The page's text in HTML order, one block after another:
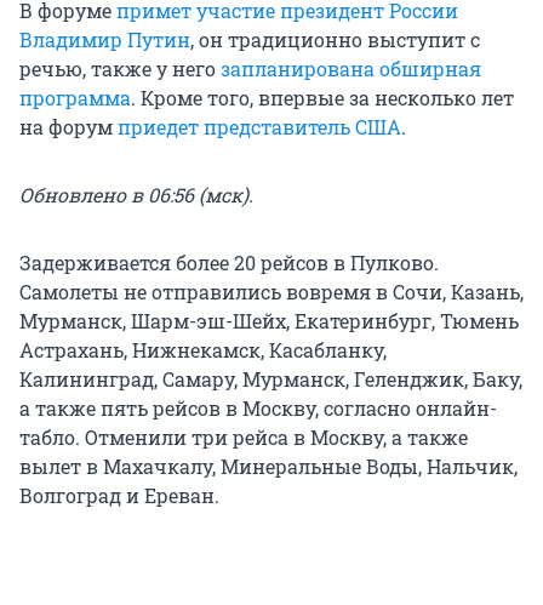
В форумепримет участие президент России
Владимир Путин, он традиционно выступит с
речью, также у негозапланирована обширная
программа. Кроме того, впервые за несколько лет
на форумприедет представитель США.
Обновлено в 06:56 (мск).
Задерживается более 20 рейсов в Пулково.
Самолеты не отправились вовремя в Сочи, Казань,
Мурманск, Шарм-эш-Шейх, Екатеринбург, Тюмень
Астрахань, Нижнекамск, Касабланку,
Калининград, Самару, Мурманск, Геленджик, Баку,
а также пять рейсов в Москву, согласно онлайн-
табло. Отменили три рейса в Москву, а также
вылет в Махачкалу, Минеральные Воды, Нальчик,
Волгоград и Ереван.